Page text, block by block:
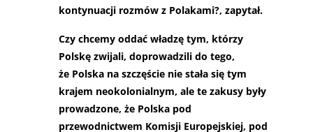
kontynuacji rozmów z Polakami?, zapytał.
Czy chcemy oddać władzę tym, którzy
Polskę zwijali, doprowadzili do tego,
że Polska na szczęście nie stała się tym
krajem neokolonialnym, ale te zakusy były
prowadzone, że Polska pod
przewodnictwem Komisji Europejskiej, pod